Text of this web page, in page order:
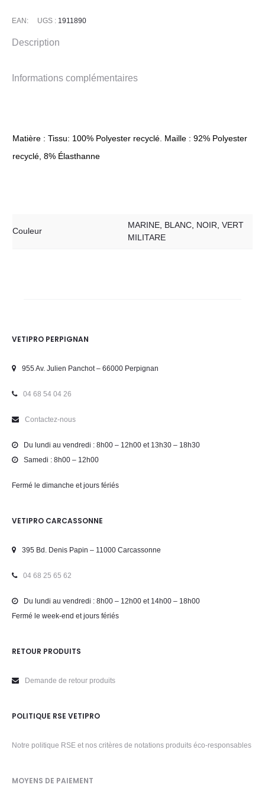
EAN: UGS : 1911890
Description
Informations complémentaires
Matière : Tissu: 100% Polyester recyclé. Maille : 92% Polyester
recyclé, 8% Élasthanne
Couleur
MARINE, BLANC, NOIR, VERT
MILITARE
VETIPRO PERPIGNAN
955 Av. Julien Panchot – 66000 Perpignan
04 68 54 04 26
Contactez-nous
Du lundi au vendredi : 8h00 – 12h00 et 13h30 – 18h30
Samedi : 8h00 – 12h00
Fermé le dimanche et jours fériés
VETIPRO CARCASSONNE
395 Bd. Denis Papin – 11000 Carcassonne
04 68 25 65 62
Du lundi au vendredi : 8h00 – 12h00 et 14h00 – 18h00
Fermé le week-end et jours fériés
RETOUR PRODUITS
Demande de retour produits
POLITIQUE RSE VETIPRO
Notre politique RSE et nos critères de notations produits éco-responsables
MOYENS DE PAIEMENT